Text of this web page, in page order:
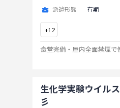
派遣形態
有期
+12
食堂完備・屋内全面禁煙
生化学実験ウイル
彡